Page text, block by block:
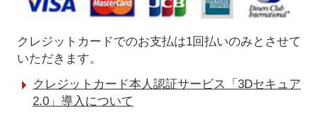
クレジットカードでのお支払は1回払いのみとさせて
いただきます。
クレジットカード本人認証サービス「3Dセキュア
2.0」導入について